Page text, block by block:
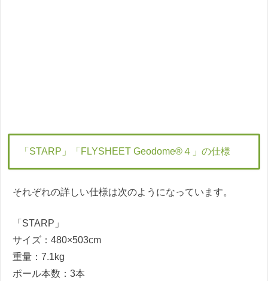
「STARP」「FLYSHEET Geodome®４」の仕様
それぞれの詳しい仕様は次のようになっています。
「STARP」
サイズ：480×503cm
重量：7.1kg
ポール本数：3本